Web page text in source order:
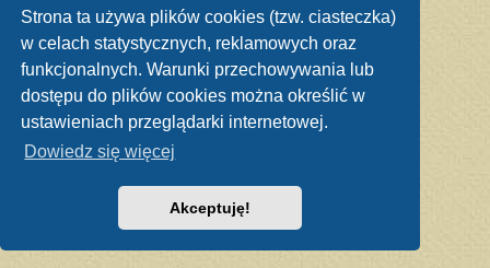
Strona ta używa plików cookies (tzw. ciasteczka)
w celach statystycznych, reklamowych oraz
funkcjonalnych. Warunki przechowywania lub
dostępu do plików cookies można określić w
ustawieniach przeglądarki internetowej.
Dowiedz się więcej
Akceptuję!